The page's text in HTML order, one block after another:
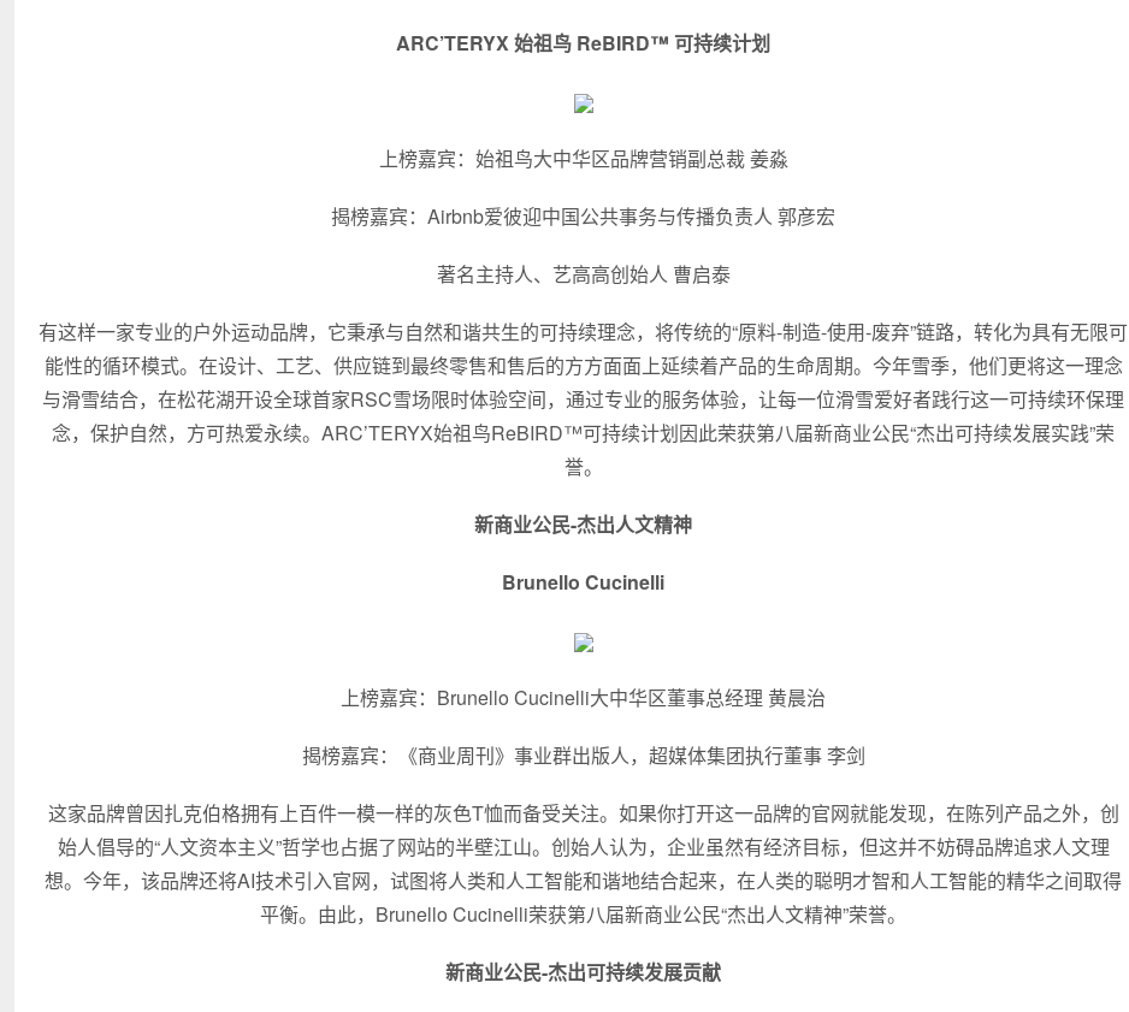
ARC’TERYX 始祖鸟 ReBIRD™ 可持续计划
上榜嘉宾：始祖鸟大中华区品牌营销副总裁 姜淼
揭榜嘉宾：Airbnb爱彼迎中国公共事务与传播负责人 郭彦宏
著名主持人、艺高高创始人 曹启泰
有这样一家专业的户外运动品牌，它秉承与自然和谐共生的可持续理念，将传统的“原料-制造-使用-废弃”链路，转化为具有无限可
能性的循环模式。在设计、工艺、供应链到最终零售和售后的方方面面上延续着产品的生命周期。今年雪季，他们更将这一理念
与滑雪结合，在松花湖开设全球首家RSC雪场限时体验空间，通过专业的服务体验，让每一位滑雪爱好者践行这一可持续环保理
念，保护自然，方可热爱永续。ARC’TERYX始祖鸟ReBIRD™可持续计划因此荣获第八届新商业公民“杰出可持续发展实践”荣
誉。
新商业公民-杰出人文精神
Brunello Cucinelli
上榜嘉宾：Brunello Cucinelli大中华区董事总经理 黄晨治
揭榜嘉宾：《商业周刊》事业群出版人，超媒体集团执行董事 李剑
这家品牌曾因扎克伯格拥有上百件一模一样的灰色T恤而备受关注。如果你打开这一品牌的官网就能发现，在陈列产品之外，创
始人倡导的“人文资本主义”哲学也占据了网站的半壁江山。创始人认为，企业虽然有经济目标，但这并不妨碍品牌追求人文理
想。今年，该品牌还将AI技术引入官网，试图将人类和人工智能和谐地结合起来，在人类的聪明才智和人工智能的精华之间取得
平衡。由此，Brunello Cucinelli荣获第八届新商业公民“杰出人文精神”荣誉。
新商业公民-杰出可持续发展贡献